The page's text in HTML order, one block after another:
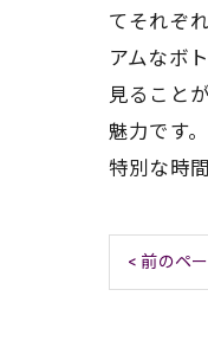
てそれぞ
アムなボ
見ること
魅力です
特別な時
< 前のペ